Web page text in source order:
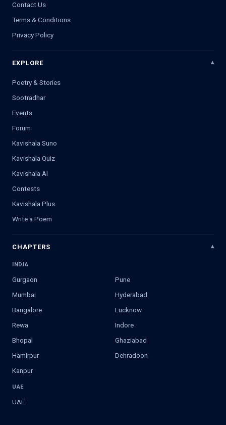
Contact Us
Terms & Conditions
Privacy Policy
EXPLORE
Poetry & Stories
Sootradhar
Events
Forum
Kavishala Suno
Kavishala Quiz
Kavishala AI
Contests
Kavishala Plus
Write a Poem
CHAPTERS
INDIA
Gurgaon
Pune
Mumbai
Hyderabad
Bangalore
Lucknow
Rewa
Indore
Bhopal
Ghaziabad
Hamirpur
Dehradoon
Kanpur
UAE
UAE